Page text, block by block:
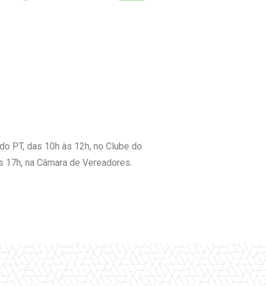
PT, das 10h às 12h, no Clube do
na Câmara de Vereadores.